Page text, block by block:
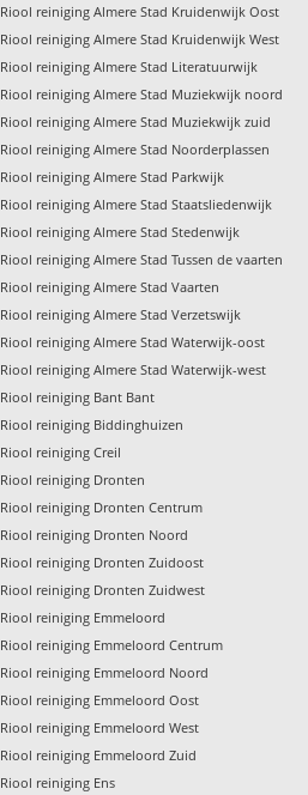
Riool reiniging Almere Stad Kruidenwijk Oost
Riool reiniging Almere Stad Kruidenwijk West
Riool reiniging Almere Stad Literatuurwijk
Riool reiniging Almere Stad Muziekwijk noord
Riool reiniging Almere Stad Muziekwijk zuid
Riool reiniging Almere Stad Noorderplassen
Riool reiniging Almere Stad Parkwijk
Riool reiniging Almere Stad Staatsliedenwijk
Riool reiniging Almere Stad Stedenwijk
Riool reiniging Almere Stad Tussen de vaarten
Riool reiniging Almere Stad Vaarten
Riool reiniging Almere Stad Verzetswijk
Riool reiniging Almere Stad Waterwijk-oost
Riool reiniging Almere Stad Waterwijk-west
Riool reiniging Bant Bant
Riool reiniging Biddinghuizen
Riool reiniging Creil
Riool reiniging Dronten
Riool reiniging Dronten Centrum
Riool reiniging Dronten Noord
Riool reiniging Dronten Zuidoost
Riool reiniging Dronten Zuidwest
Riool reiniging Emmeloord
Riool reiniging Emmeloord Centrum
Riool reiniging Emmeloord Noord
Riool reiniging Emmeloord Oost
Riool reiniging Emmeloord West
Riool reiniging Emmeloord Zuid
Riool reiniging Ens